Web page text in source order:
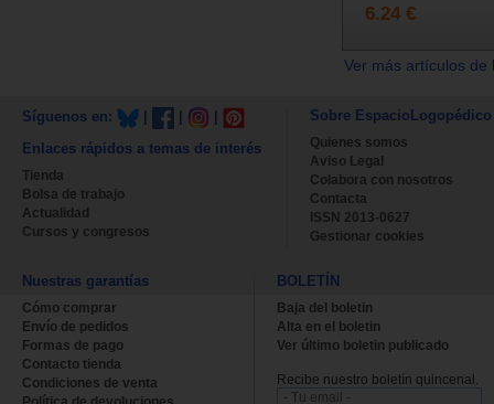
6.24 €
Ver más artículos
Síguenos en:
Enlaces rápidos a temas de interés
Tienda
Bolsa de trabajo
Actualidad
Cursos y congresos
Sobre EspacioLogopédico
Quienes somos
Aviso Legal
Colabora con nosotros
Contacta
ISSN 2013-0627
Gestionar cookies
Nuestras garantías
Cómo comprar
Envío de pedidos
Formas de pago
Contacto tienda
Condiciones de venta
BOLETÍN
Baja del boletin
Alta en el boletin
Ver último boletin publicado
Recibe nuestro boletín quincenal.